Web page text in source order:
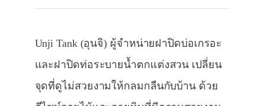
Unji Tank (อุนจิ) ผู้จำหน่ายฝาปิดบ่อเกรอะ
และฝาปิดท่อระบายน้ำตกแต่งสวน เปลี่ยน
จุดที่ดูไม่สวยงามให้กลมกลืนกับบ้าน ด้วย